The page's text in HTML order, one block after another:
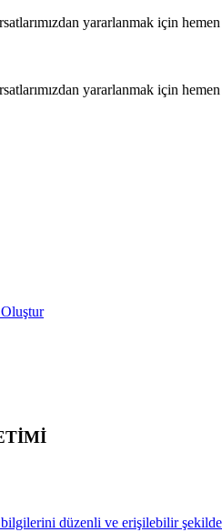
yararlanmak için
yararlanmak için
düzenli ve erişilebilir